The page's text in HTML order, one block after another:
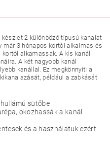
2 különböző típusú kanalat
3 hónapos kortól alkalmas és
alkamassak. A kis kanál
A két nagyobb kanál
kanállal. Ez megkönnyíti a
például a zabkását
sütőbe
okozhassák a kanál
és a használatuk ezért